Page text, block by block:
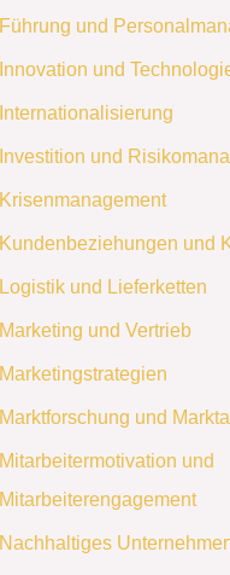
Führung und
Innovation und
Internationalisierung
Investition und
Krisenmanagement
Kundenbeziehungen und
Logistik und Lieferketten
Marketing und Vertrieb
Marketingstrategien
Marktforschung und
Mitarbeitermotivation und
Mitarbeiterengagement
Nachhaltiges